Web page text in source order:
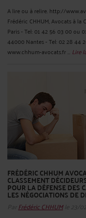
A lire ou à relire. http://
Frédéric CHHUM, Avocats à la
Paris - Tel: 01 42 56 03 00 ou
44000 Nantes - Tel: 02 28 44
www.chhum-avocats.fr ... Lire
FRÉDÉRIC CHHUM
CLASSEMENT
POUR LA DÉFENSE DES
LES NÉGOCIATIONS DE
Par Frédéric CHHUMle 23/